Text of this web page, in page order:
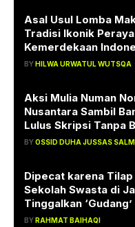
Asal Usul Lomba
Tradisi Ikonik
Kemerdekaan
BYHILWA URWATUL WUTSQA
Aksi Mulia Numan
Nusantara Sambil
Lulus Skripsi Tanpa
BYOSSID DUHA JUSSAS
Dipecat karena Tilap
Sekolah Swasta di
Tinggalkan
BYRAHMAT BAIHAQI